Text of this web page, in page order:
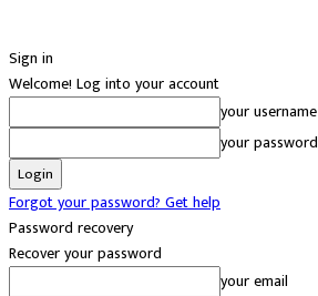
Sign in
Welcome! Log into your account
your username
your password
Forgot your password? Get help
Password recovery
Recover your password
your email